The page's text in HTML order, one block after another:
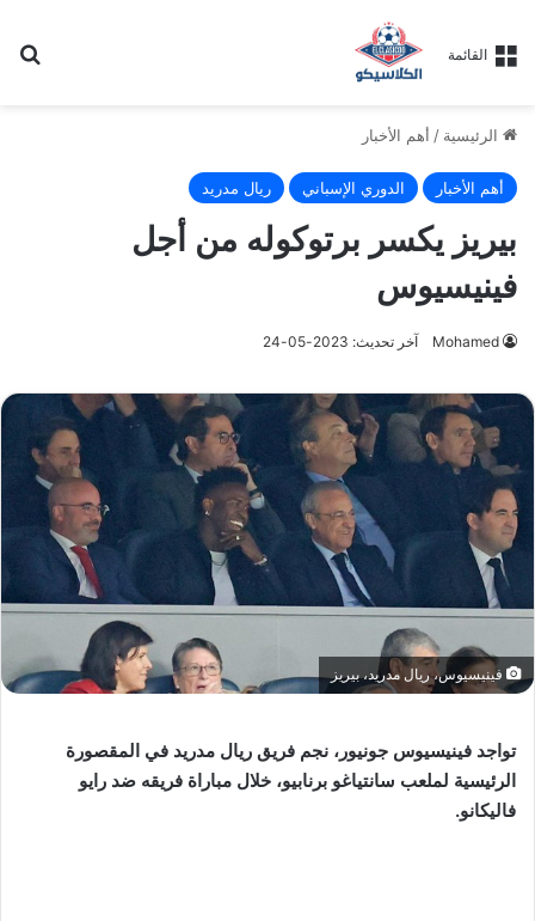
القائمة
الرئيسية / أهم الأخبار
أهم الأخبار الدوري الإسباني ريال مدريد
بيريز يكسر برتوكوله من أجل
فينيسيوس
Mohamed آخر تحديث: 2023-05-24
فينيسيوس، ريال مدريد، بيريز
تواجد فينيسيوس جونيور، نجم فريق ريال مدريد في المقصورة
الرئيسية لملعب سانتياغو برنابيو، خلال مباراة فريقه ضد رايو
فاليكانو.